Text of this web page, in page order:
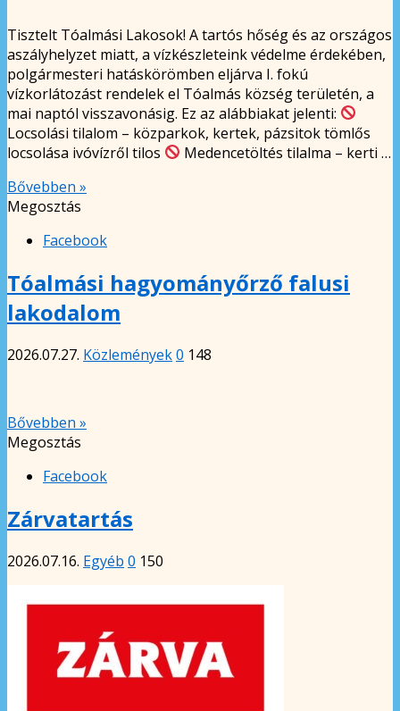
Tisztelt Tóalmási Lakosok! A tartós hőség és az országos
aszályhelyzet miatt, a vízkészleteink védelme érdekében,
polgármesteri hatáskörömben eljárva I. fokú
vízkorlátozást rendelek el Tóalmás község területén, a
mai naptól visszavonásig. Ez az alábbiakat jelenti:
Locsolási tilalom – közparkok, kertek, pázsitok tömlős
locsolása ivóvízről tilos
Medencetöltés tilalma – kerti …
Bővebben »
Megosztás
Facebook
Tóalmási hagyományőrző falusi
lakodalom
2026.07.27. Közlemények0 148
Bővebben »
Megosztás
Facebook
Zárvatartás
2026.07.16. Egyéb 0 150